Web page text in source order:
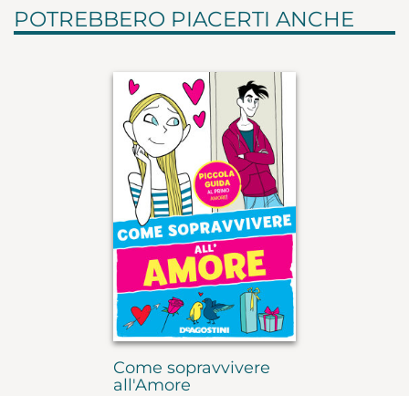
POTREBBERO PIACERTI ANCHE
Come sopravvivere
all'Amore